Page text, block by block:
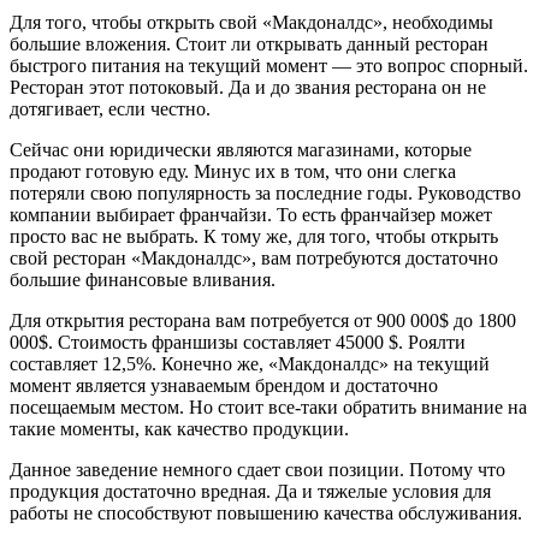
Для того, чтобы открыть свой «Макдоналдс», необходимы
большие вложения. Стоит ли открывать данный ресторан
быстрого питания на текущий момент — это вопрос спорный.
Ресторан этот потоковый. Да и до звания ресторана он не
дотягивает, если честно.
Сейчас они юридически являются магазинами, которые
продают готовую еду. Минус их в том, что они слегка
потеряли свою популярность за последние годы. Руководство
компании выбирает франчайзи. То есть франчайзер может
просто вас не выбрать. К тому же, для того, чтобы открыть
свой ресторан «Макдоналдс», вам потребуются достаточно
большие финансовые вливания.
Для открытия ресторана вам потребуется от 900 000$ до 1800
000$. Стоимость франшизы составляет 45000 $. Роялти
составляет 12,5%. Конечно же, «Макдоналдс» на текущий
момент является узнаваемым брендом и достаточно
посещаемым местом. Но стоит все-таки обратить внимание на
такие моменты, как качество продукции.
Данное заведение немного сдает свои позиции. Потому что
продукция достаточно вредная. Да и тяжелые условия для
работы не способствуют повышению качества обслуживания.